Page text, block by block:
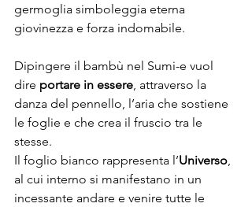
germoglia simboleggia eterna
giovinezza e forza indomabile.
Dipingere il bambù nel Sumi-e vuol
dire portare in essere , attraverso la
danza del pennello, l’aria che sostiene
le foglie e che crea il fruscio tra le
stesse.
Il foglio bianco rappresenta l’Universo
al cui interno si manifestano in un
incessante andare e venire tutte le